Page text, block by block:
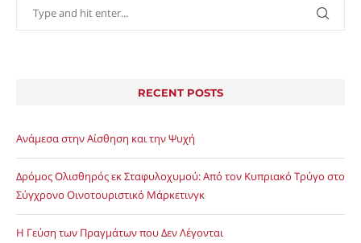
RECENT POSTS
Ανάμεσα στην Αίσθηση και την Ψυχή
Δρόμος Ολισθηρός εκ Σταφυλοχυμού: Από τον Κυπριακό Τρύγο στο
Σύγχρονο Οινοτουριστικό Μάρκετινγκ
Η Γεύση των Πραγμάτων που Δεν Λέγονται